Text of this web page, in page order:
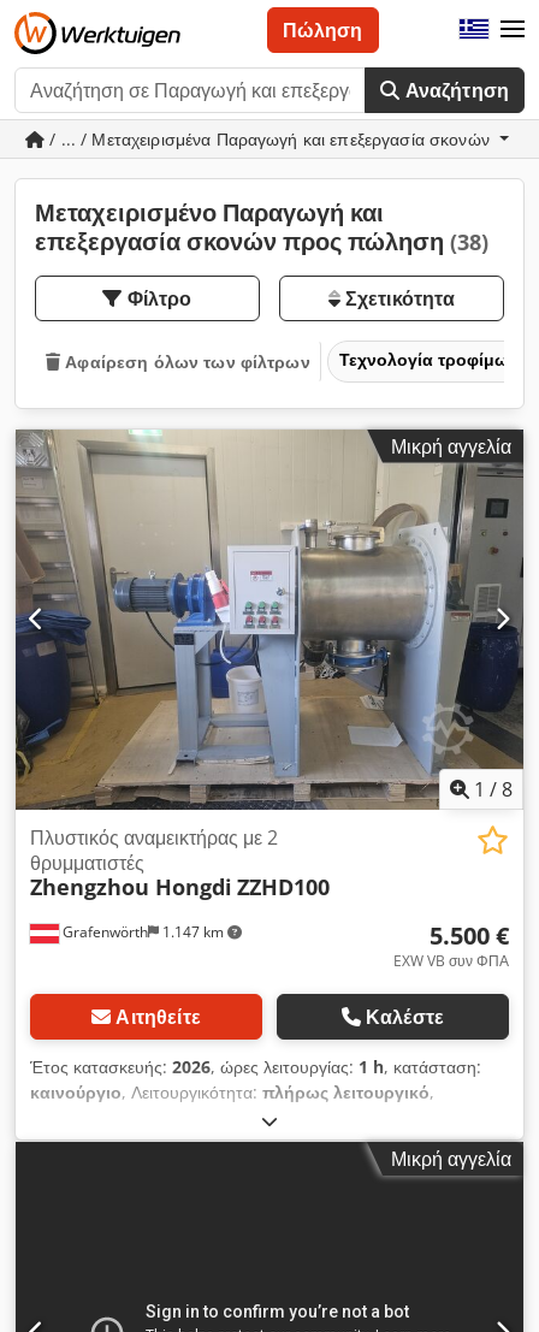
Αναζήτηση
Πώληση
/ ... / Μεταχειρισμένα Παραγωγή και επεξεργασία σκονών
Μεταχειρισμένο Παραγωγή και
επεξεργασία σκονών προς πώληση (38)
Φίλτρο Σχετικότητα
Αφαίρεση όλων των φίλτρων Τεχνολογία τροφίμων
Μικρή αγγελία
1 /8
Grafenwörth 1.147 km
Πλυστικός αναμεικτήρας με 2
θρυμματιστές
Zhengzhou Hongdi ZZHD100
5.500 €
EXW VB συν ΦΠΑ
Αιτηθείτε Καλέστε
Έτος κατασκευής: 2026, ώρες λειτουργίας: 1 h, κατάσταση:
καινούργιο, Λειτουργικότητα: πλήρως λειτουργικό,
Προσφέρουμε αυτόν τον νέο αναμικτήρα άροτρων Hongdi
ZZHD100, έτος κατασκευής 2026. Djdpfx Aezal S Rsiteck
Μοντέλο: ZZHD100 Ισχύς κινητήρα: 3,7 kW Τάση: 400 V
μηνύματος ή τηλεφωνικά.
Μικρή αγγελία